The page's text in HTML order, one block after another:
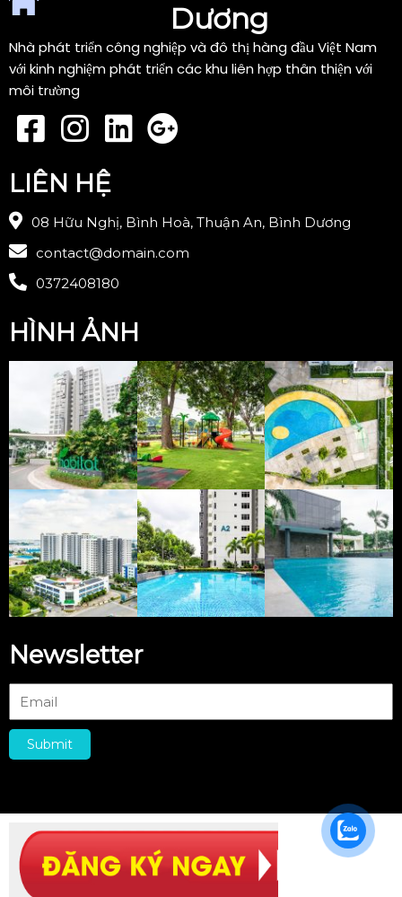
Dương
Nhà phát triển công nghiệp và đô thị hàng đầu Việt Nam
với kinh nghiệm phát triển các khu liên hợp thân thiện với
môi trường
LIÊN HỆ
08 Hữu Nghị, Bình Hoà, Thuận An, Bình Dương
contact@domain.com
0372408180
HÌNH ẢNH
Newsletter
Submit